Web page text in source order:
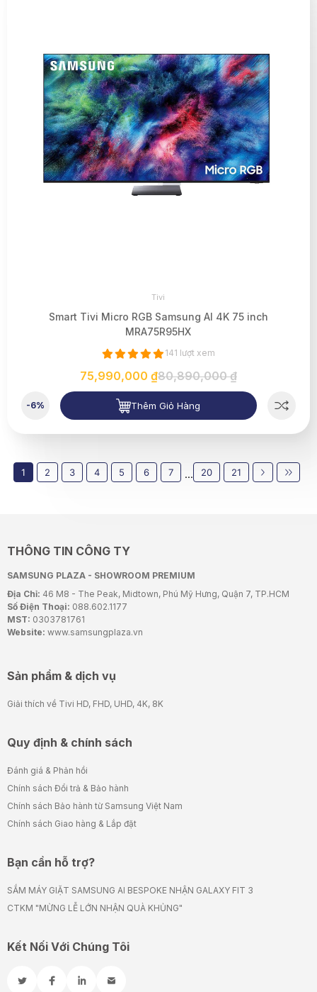
Tivi
Smart Tivi Micro RGB Samsung AI 4K 75 inch
MRA75R95HX
141 lượt xem
75,990,000 ₫80,890,000 ₫
-6% Thêm Giỏ Hàng
1 2 3 4 5 6 7 ... 20 21
THÔNG TIN CÔNG TY
SAMSUNG PLAZA - SHOWROOM PREMIUM
Địa Chỉ: 46 M8 - The Peak, Midtown, Phú Mỹ Hưng, Quận 7, TP.HCM
Số Điện Thoại: 088.602.1177
MST: 0303781761
Website: www.samsungplaza.vn
Sản phẩm & dịch vụ
Giải thích về Tivi HD, FHD, UHD, 4K, 8K
Quy định & chính sách
Đánh giá & Phản hồi
Chính sách Đổi trả & Bảo hành
Chính sách Bảo hành từ Samsung Việt Nam
Chính sách Giao hàng & Lắp đặt
Bạn cần hỗ trợ?
SẮM MÁY GIẶT SAMSUNG AI BESPOKE NHẬN GALAXY FIT 3
CTKM "MỪNG LỄ LỚN NHẬN QUÀ KHỦNG"
Kết Nối Với Chúng Tôi